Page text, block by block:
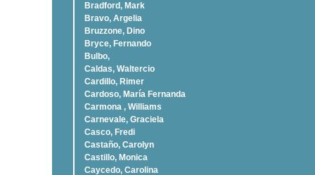
Bradford, Mark
Bravo, Argelia
Bruzzone, Dino
Bryce, Fernando
Bulbo,
Caldas, Waltercio
Cardillo, Rimer
Cardoso, Marí­a Fernanda
Carmona , Williams
Carnevale, Graciela
Casco, Fredi
Castaño, Carolyn
Castillo, Monica
Caycedo, Carolina